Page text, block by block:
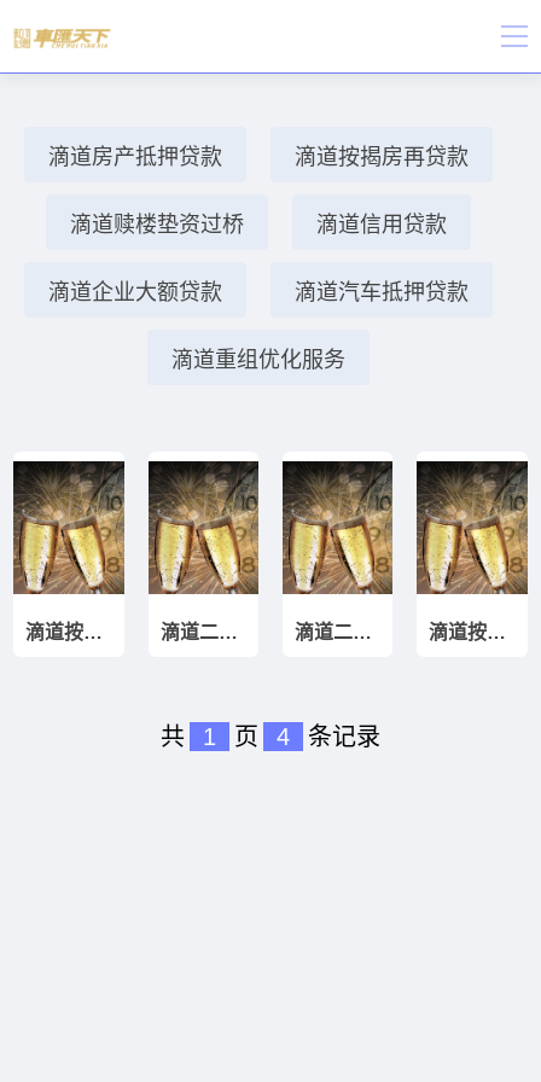
滴道房产抵押贷款 滴道按揭房再贷款
滴道赎楼垫资过桥 滴道信用贷款
滴道企业大额贷款 滴道汽车抵押贷款
滴道重组优化服务
滴道按揭房再贷款 滴道二次抵押贷款 滴道二手房贷款 滴道按揭房月供贷
共 1 页 4 条记录